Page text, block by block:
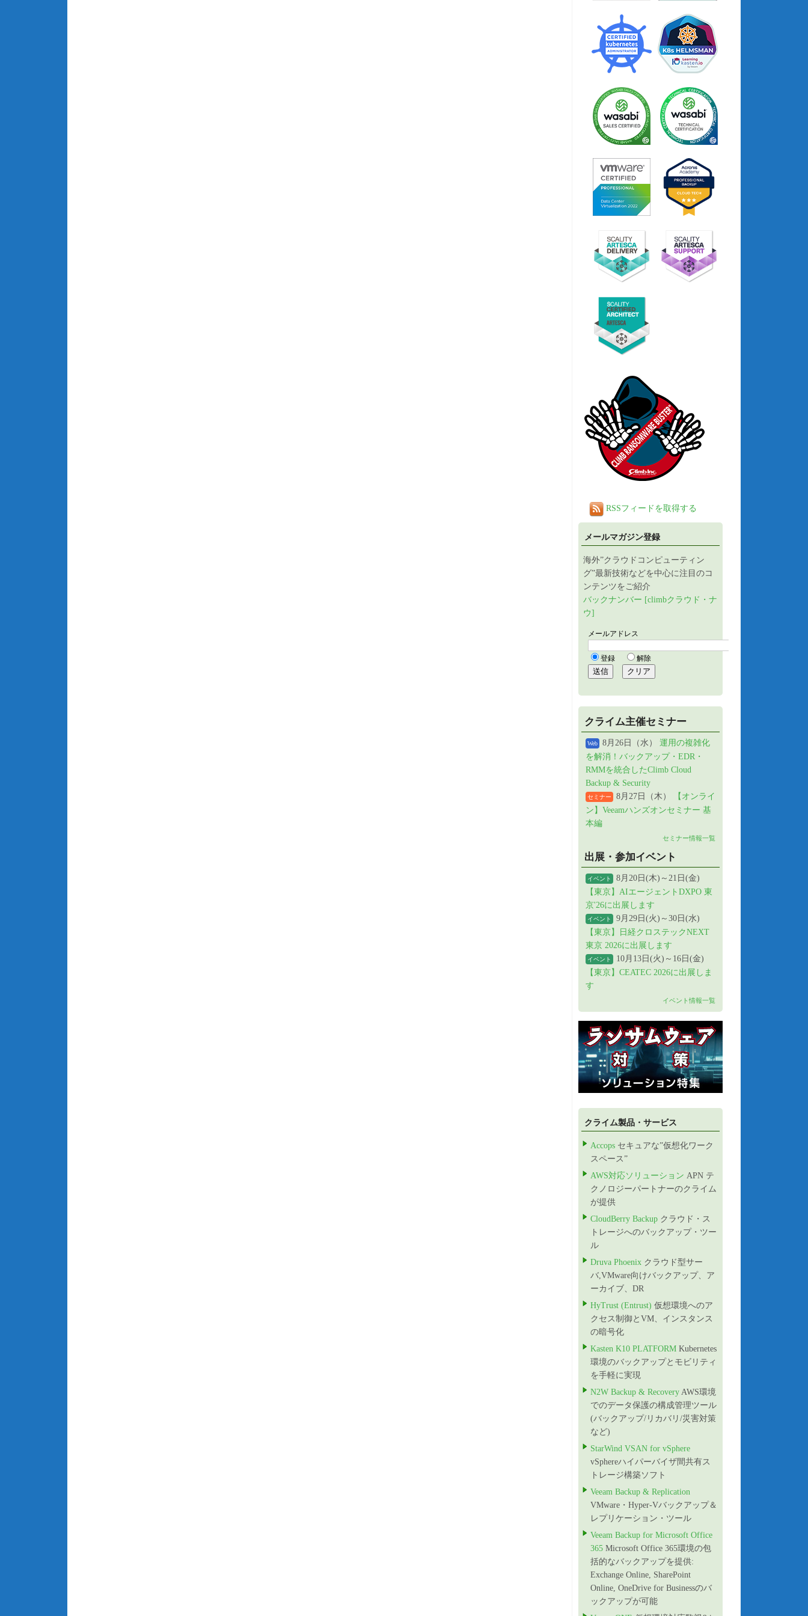
RSSフィードを取得する
メールマガジン登録
海外”クラウドコンピューティン
グ”最新技術などを中心に注目のコ
ンテンツをご紹介
バックナンバー [climbクラウド・ナ
ウ]
クライム主催セミナー
Web 8月26日（水） 運用の複雑化
を解消！バックアップ・EDR・
RMMを統合したClimb Cloud
Backup & Security
セミナー 8月27日（木）
【オンライ
ン】Veeamハンズオンセミナー 基
本編
セミナー情報一覧
出展・参加イベント
イベント
8月20日(木)～21日(金)
【東京】AIエージェントDXPO 東
京'26に出展します
イベント
9月29日(火)～30日(水)
【東京】日経クロステックNEXT
東京 2026に出展します
イベント
10月13日(火)～16日(金)
【東京】CEATEC 2026に出展しま
す
イベント情報一覧
クライム製品・サービス
Accops セキュアな”仮想化ワーク
スペース”
AWS対応ソリューション APN テ
クノロジーパートナーのクライム
が提供
CloudBerry Backup クラウド・ス
トレージへのバックアップ・ツー
ル
Druva Phoenix クラウド型サー
バ,VMware向けバックアップ、ア
ーカイブ、DR
HyTrust (Entrust) 仮想環境へのア
クセス制御とVM、インスタンス
の暗号化
Kasten K10 PLATFORM Kubernetes
環境のバックアップとモビリティ
を手軽に実現
N2W Backup & Recovery AWS環境
でのデータ保護の構成管理ツール
(バックアップ/リカバリ/災害対策
など)
StarWind VSAN for vSphere
vSphereハイパーバイザ間共有ス
トレージ構築ソフト
Veeam Backup & Replication
VMware・Hyper-Vバックアップ＆
レプリケーション・ツール
Veeam Backup for Microsoft Office
365 Microsoft Office 365環境の包
括的なバックアップを提供:
Exchange Online, SharePoint
Online, OneDrive for Businessのバ
ックアップが可能